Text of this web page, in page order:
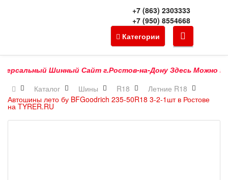
+7 (863) 2303333
+7 (950) 8554668
Категории
Шинный Сайт г.Ростов-на-Дону Здесь Можно
Каталог
Шины R18
Летние R18
Автошины лето бу BFGoodrich 235-50R18 3-2-1шт в Ростове
на TYRER.RU